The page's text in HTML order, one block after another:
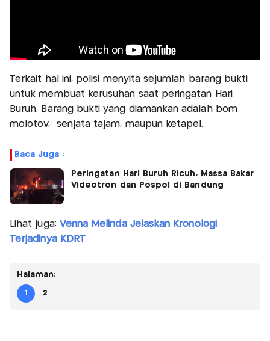
Terkait hal ini, polisi menyita sejumlah barang bukti
untuk membuat kerusuhan saat peringatan Hari
Buruh. Barang bukti yang diamankan adalah bom
molotov, senjata tajam, maupun ketapel.
Baca Juga :
Peringatan Hari Buruh Ricuh, Massa Bakar
Videotron dan Pospol di Bandung
Lihat juga: Venna Melinda Jelaskan Kronologi
Terjadinya KDRT
Halaman:
1 2